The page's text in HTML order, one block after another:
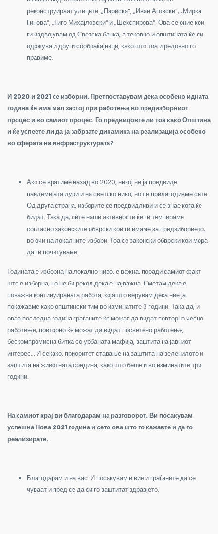
реконструираат улиците: „Париска“, „Иван Аговски“, „Мирка
Гинова“, „Гиго Михајловски“ и „Шекспирова“. Ова се оние кои
ги издвојувам од Светска банка, а тековно и општината ќе си
одржува и други сообраќајници, како што тоа и редовно го
правиме.
И 2020 и 2021 се изборни. Претпоставувам дека особено идната
година ќе има мал застој при работење во предизборниот
процес и во самиот процес. Го предвидовте ли тоа како Општина
и ќе успеете ли да ја забрзате динамика на реализација особено
во сферата на инфраструктурата?
Ако се вратиме назад во 2020, никој не ја предвиде
пандемијата дури и на светско ниво, но се прилагодивме сите.
Од друга страна, изборите се предвидливи и се знае кога ќе
бидат. Така да, сите наши активности ќе ги темпираме
согласно законските обврски кои ги имаме за предзиборието,
во очи на локалните избори. Тоа се законски обврски кои мора
да ги почитуваме.
Годината е изборна на локално ниво, е важна, поради самиот факт
што е изборна, но не би рекол дека е најважна. Сметам дека е
поважна континуираната работа, којашто верувам дека ние ја
покажавме како општински тим во изминатите 3 години. Така да, и
оваа последна година граѓаните ќе можат да видат повторно чесно
работење, повторно ќе можат да видат посветено работење,
бескомпромисна битка со урбаната мафија, заштита на јавниот
интерес… И секако, приоритет ставање на заштита на зеленилото и
заштита на животната средина, како што беше и во изминатите три
години.
На самиот крај ви благодарам на разговорот. Ви посакувам
успешна Нова 2021 година и сето ова што го кажавте и да го
реализирате.
Благодарам и на вас. И посакувам и вие и граѓаните да се
чуваат и пред се да си го заштитат здравјето.